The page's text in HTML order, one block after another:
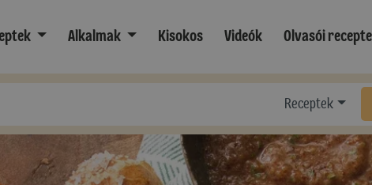
Alkalmak Kisokos Videók Olvasói
Receptek